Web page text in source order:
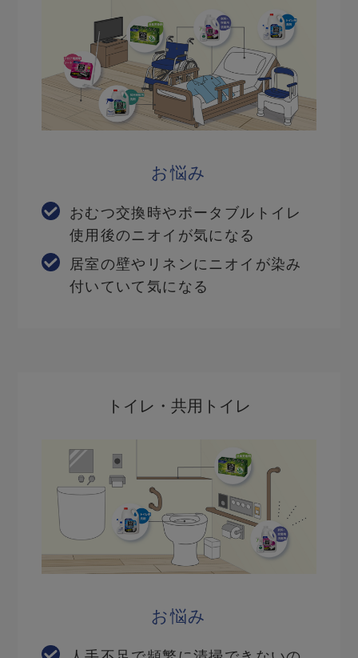
お悩み
おむつ交換時やポータブルトイレ
使用後のニオイが気になる
居室の壁やリネンにニオイが染み
付いていて気になる
トイレ・共用トイレ
お悩み